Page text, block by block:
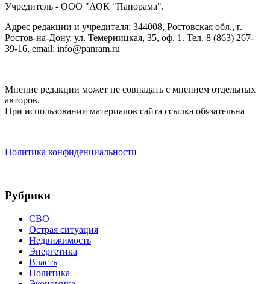
Учредитель - ООО "АОК "Панорама".
Адрес редакции и учредителя: 344008, Ростовская обл., г.
Ростов-на-Дону, ул. Темерницкая, 35, оф. 1. Тел. 8 (863) 267-
39-16, email: info@panram.ru
Мнение редакции может не совпадать с мнением отдельных
авторов.
При использовании материалов сайта ссылка обязательна
Политика конфиденциальности
Рубрики
СВО
Острая ситуация
Недвижимость
Энергетика
Власть
Политика